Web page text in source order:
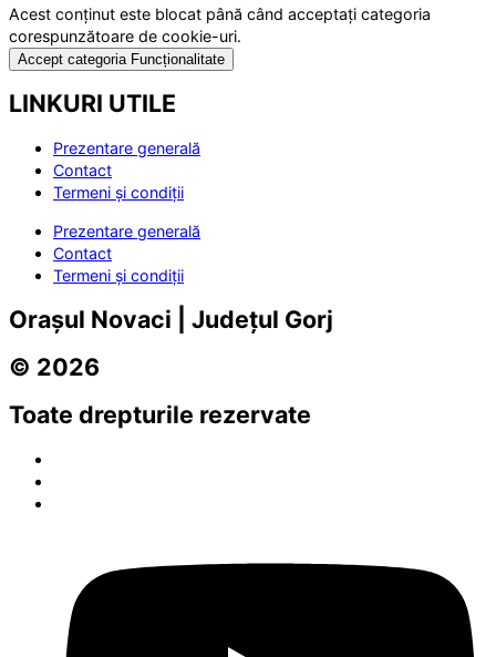
Acest conținut este blocat până când acceptați categoria
corespunzătoare de cookie-uri.
Accept categoria Funcționalitate
LINKURI UTILE
Prezentare generală
Contact
Termeni și condiții
Prezentare generală
Contact
Termeni și condiții
Orașul Novaci | Județul Gorj
© 2026
Toate drepturile rezervate